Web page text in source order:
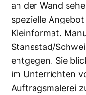
an der Wand
spezielle
Kleinformat.
Stansstad/
entgegen. Sie
im Unterrichten
Auftragsmalerei